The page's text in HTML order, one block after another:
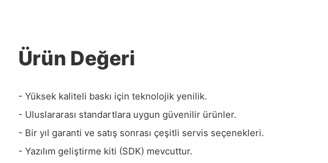
Ürün Değeri
- Yüksek kaliteli baskı için teknolojik yenilik.
- Uluslararası standartlara uygun güvenilir ürünler.
- Bir yıl garanti ve satış sonrası çeşitli servis seçenekleri.
- Yazılım geliştirme kiti (SDK) mevcuttur.